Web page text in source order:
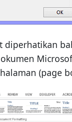
diperhatikan
(page